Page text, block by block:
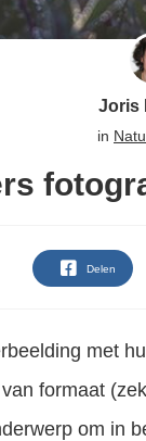
Joris
in
Delen
met
formaat
om in